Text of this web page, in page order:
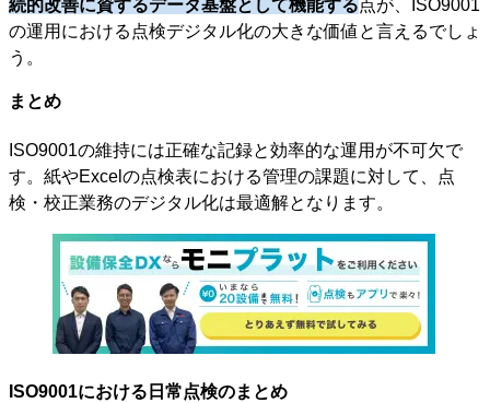
続的改善に資するデータ基盤として機能する点が、ISO9001
の運用における点検デジタル化の大きな価値と言えるでしょ
う。
まとめ
ISO9001の維持には正確な記録と効率的な運用が不可欠で
す。紙やExcelの点検表における管理の課題に対して、点
検・校正業務のデジタル化は最適解となります。
ISO9001における日常点検のまとめ